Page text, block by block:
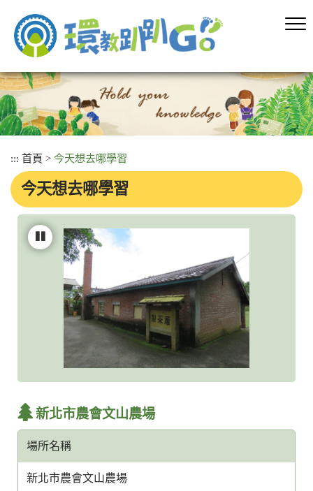
容
區
塊
::: 首頁 > 今天想去哪學習
今天想去哪學習
新北市農會文山農場
場所名稱
新北市農會文山農場